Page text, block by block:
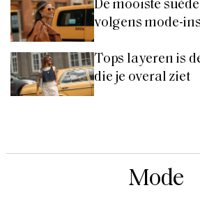
De mooiste
volgens mode-
Tops layeren is
die je overal ziet
Mode